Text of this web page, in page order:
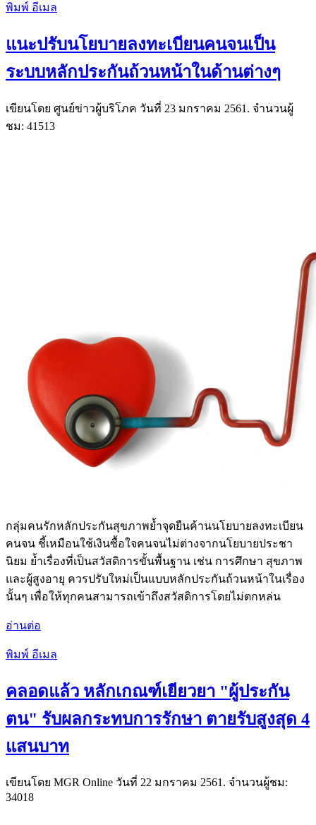
พิมพ์ อีเมล
แนะปรับนโยบายลงทะเบียนคนจนเป็น
ระบบหลักประกันถ้วนหน้าในด้านต่างๆ
เขียนโดย ศูนย์ข่าวผู้บริโภค วันที่ 23 มกราคม 2561 . จำนวนผู้
ชม: 41513
กลุ่มคนรักหลักประกันสุขภาพย้ำจุดยืนค้านนโยบายลงทะเบียน
คนจน ชี้เหมือนใช้เงินซื้อใจคนจนไม่ต่างจากนโยบายประชา
นิยม ย้ำเรื่องที่เป็นสวัสดิการขั้นพื้นฐาน เช่น การศึกษา สุขภาพ
และผู้สูงอายุ ควรปรับใหม่เป็นแบบหลักประกันถ้วนหน้าในเรื่อง
นั้นๆ เพื่อให้ทุกคนสามารถเข้าถึงสวัสดิการโดยไม่ตกหล่น
อ่านต่อ
พิมพ์ อีเมล
คลอดแล้ว หลักเกณฑ์เยียวยา "ผู้ประกัน
ตน" รับผลกระทบการรักษา ตายรับสูงสุด 4
แสนบาท
เขียนโดย MGR Online วันที่ 22 มกราคม 2561. จำนวนผู้ชม:
34018